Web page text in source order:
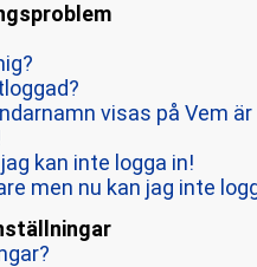
visas på Vem
kan inte logga in!
men nu kan jag inte